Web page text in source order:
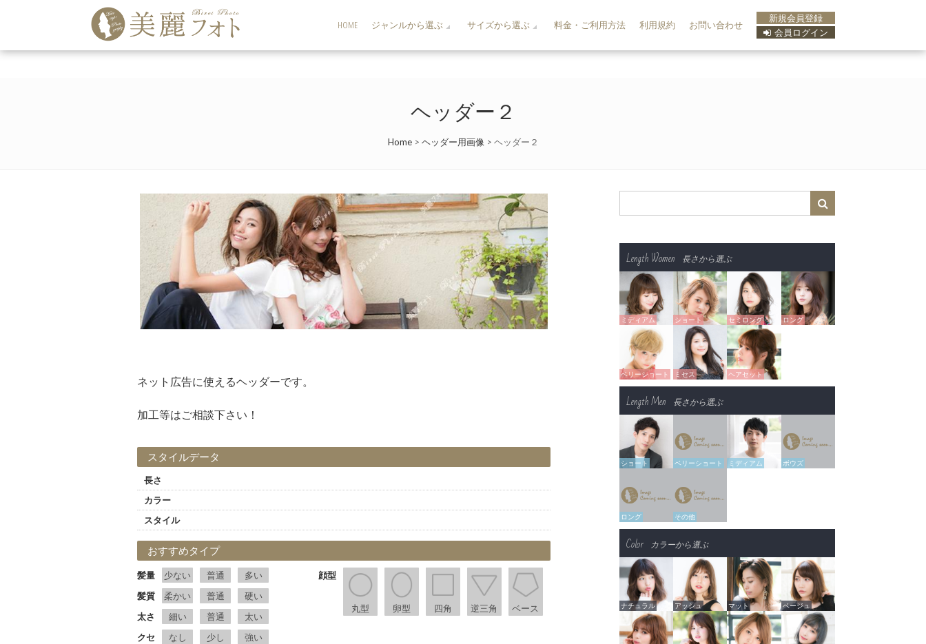
HOME ジャンルから選ぶ サイズから選ぶ 料金・ご利用方法 利用規約 お問い合わせ
新規会員登録
会員ログイン
ヘッダー２
Home> ヘッダー用画像 > ヘッダー２
ネット広告に使えるヘッダーです。
加工等はご相談下さい！
スタイルデータ
長さ
カラー
スタイル
おすすめタイプ
髪量 少ない 普通
多い
髪質
柔かい 普通
硬い
太さ
細い 普通
太い
クセ
なし 少し 強い
顔型
丸型 卵型 四角 逆三角 ベース
Length Women 長さから選ぶ
ミディアム ショート セミロング ロング
ベリーショート ミセス ヘアセット
Length Men 長さから選ぶ
ショート ベリーショート ミディアム ボウズ
ロング その他
Color カラーから選ぶ
ナチュラル アッシュ マット ベージュ